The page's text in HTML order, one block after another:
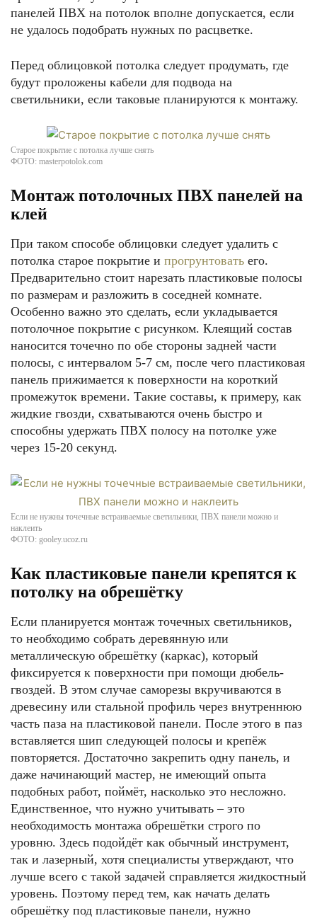
панелей ПВХ на потолок вполне допускается, если
не удалось подобрать нужных по расцветке.
Перед облицовкой потолка следует продумать, где
будут проложены кабели для подвода на
светильники, если таковые планируются к монтажу.
Старое покрытие с потолка лучше снять
ФОТО: masterpotolok.com
Монтаж потолочных ПВХ панелей на
клей
При таком способе облицовки следует удалить с
потолка старое покрытие и прогрунтовать его.
Предварительно стоит нарезать пластиковые полосы
по размерам и разложить в соседней комнате.
Особенно важно это сделать, если укладывается
потолочное покрытие с рисунком. Клеящий состав
наносится точечно по обе стороны задней части
полосы, с интервалом 5-7 см, после чего пластиковая
панель прижимается к поверхности на короткий
промежуток времени. Такие составы, к примеру, как
жидкие гвозди, схватываются очень быстро и
способны удержать ПВХ полосу на потолке уже
через 15-20 секунд.
Если не нужны точечные встраиваемые светильники, ПВХ панели можно и
наклеить
ФОТО: gooley.ucoz.ru
Как пластиковые панели крепятся к
потолку на обрешётку
Если планируется монтаж точечных светильников,
то необходимо собрать деревянную или
металлическую обрешётку (каркас), который
фиксируется к поверхности при помощи дюбель-
гвоздей. В этом случае саморезы вкручиваются в
древесину или стальной профиль через внутреннюю
часть паза на пластиковой панели. После этого в паз
вставляется шип следующей полосы и крепёж
повторяется. Достаточно закрепить одну панель, и
даже начинающий мастер, не имеющий опыта
подобных работ, поймёт, насколько это несложно.
Единственное, что нужно учитывать – это
необходимость монтажа обрешётки строго по
уровню. Здесь подойдёт как обычный инструмент,
так и лазерный, хотя специалисты утверждают, что
лучше всего с такой задачей справляется жидкостный
уровень. Поэтому перед тем, как начать делать
обрешётку под пластиковые панели, нужно